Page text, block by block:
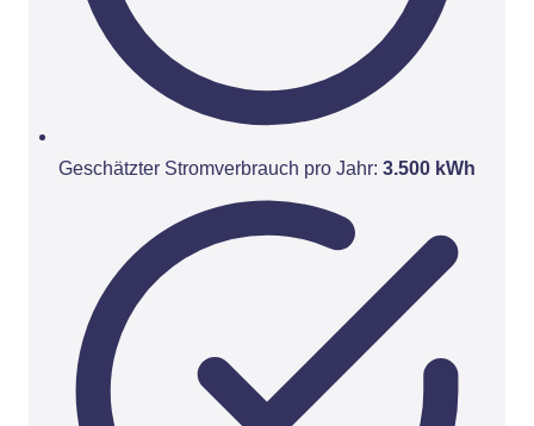
Geschätzter Stromverbrauch pro Jahr: 3.500 kWh